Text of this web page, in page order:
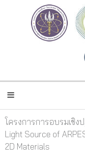
โครงการการอบรมเชิง
Light Source of
2D Materials